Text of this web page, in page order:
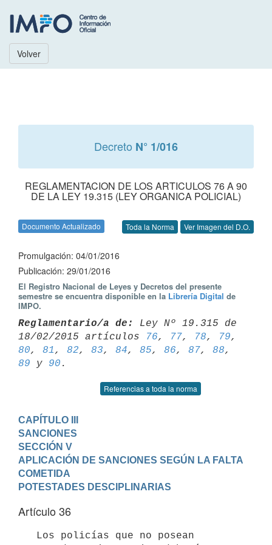
Volver
Decreto N° 1/016
REGLAMENTACION DE LOS ARTICULOS 76 A 90
DE LA LEY 19.315 (LEY ORGANICA POLICIAL)
Documento Actualizado Toda la Norma Ver Imagen del D.O.
Promulgación: 04/01/2016
Publicación: 29/01/2016
El Registro Nacional de Leyes y Decretos del presente
semestre se encuentra disponible en la Librería Digital de
IMPO.
Reglamentario/a de:
Ley Nº 19.315 de
18/02/2015 artículos
76, 77, 78, 79
80, 81 , 82, 83, 84, 85, 86, 87, 88
89 y 90
Referencias a toda la norma
CAPÍTULO III
SANCIONES
SECCIÓN V
APLICACIÓN DE SANCIONES SEGÚN LA FALTA
COMETIDA
POTESTADES DESCIPLINARIAS
Artículo 36